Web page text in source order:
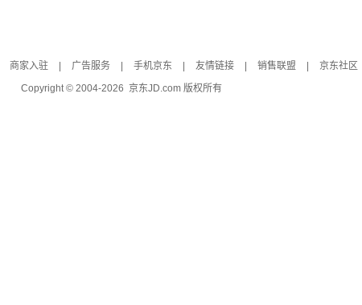
商家入驻 广告服务 手机京东 友情链接 销售联盟 京东社区
Copyright © 2004-2026 京东JD.com 版权所有